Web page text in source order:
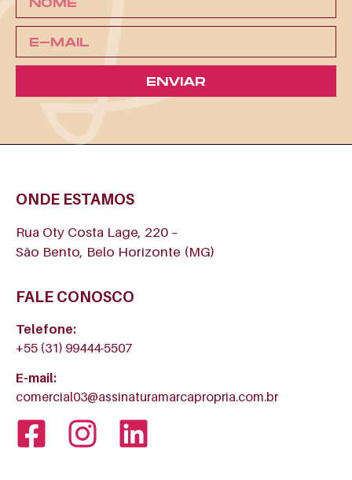
ENVIAR
ONDE ESTAMOS
Rua Oty Costa Lage, 220 –
São Bento, Belo Horizonte (MG)
FALE CONOSCO
Telefone:
+55 (31) 99444-5507
E-mail:
comercial03@assinaturamarcapropria.com.br